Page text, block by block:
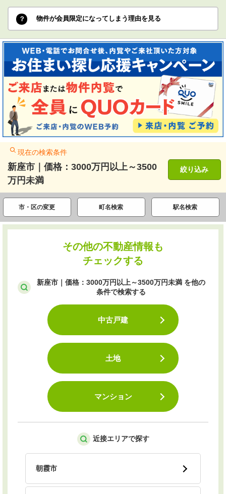
物件が会員限定になってしまう理由を見る
現在の検索条件
新座市｜価格：3000万円以上～3500
万円未満
絞り込み
市・区の変更 町名検索 駅名検索
その他の不動産情報も
チェックする
新座市｜価格：3000万円以上～3500万円未満 を他の
条件で検索する
中古戸建
土地
マンション
近接エリアで探す
朝霞市